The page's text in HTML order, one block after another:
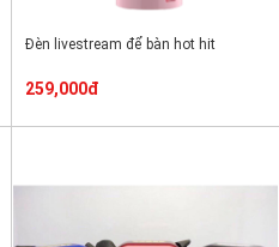
Đèn livestream để bàn hot hit
259,000đ